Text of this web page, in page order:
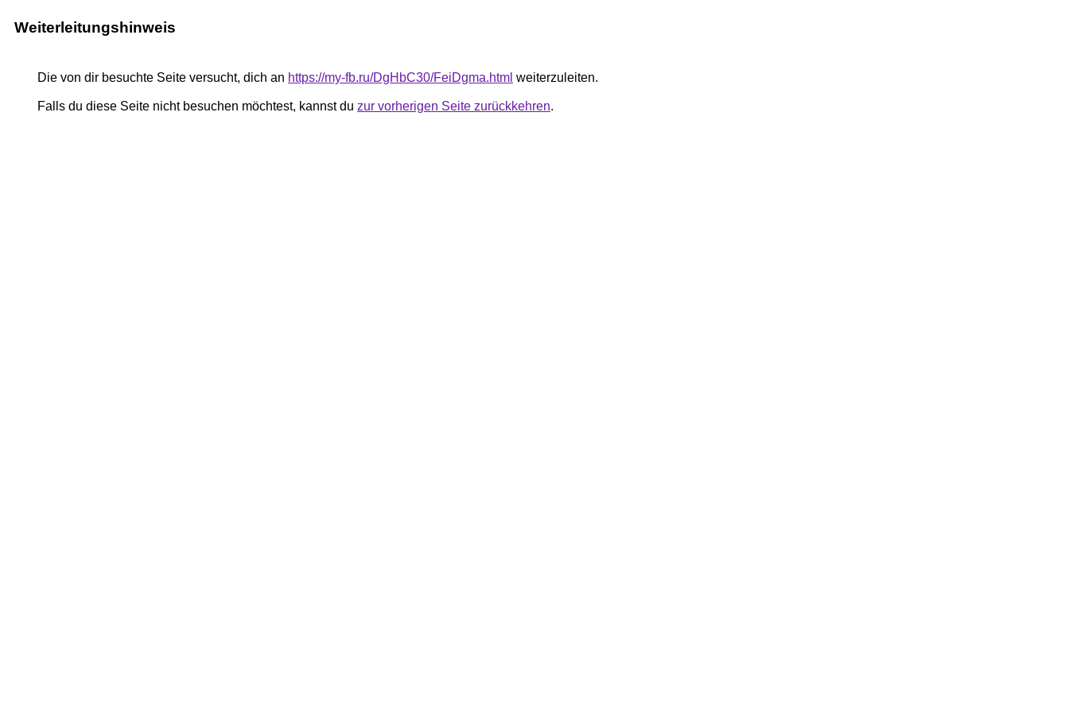
Weiterleitungshinweis
Die von dir besuchte Seite versucht, dich an https://my-fb.ru/DgHbC30/FeiDgma.html weiterzuleiten.
Falls du diese Seite nicht besuchen möchtest, kannst du zur vorherigen Seite zurückkehren.